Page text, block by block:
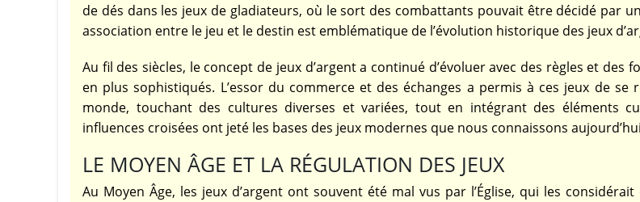
de dés dans les jeux de gladiateurs, où le sort des combattants pouvait être décidé par
association entre le jeu et le destin est emblématique de l’évolution historique des jeux
Au fil des siècles, le concept de jeux d’argent a continué d’évoluer avec des règles et des
en plus sophistiqués. L’essor du commerce et des échanges a permis à ces jeux de se
monde, touchant des cultures diverses et variées, tout en intégrant des éléments
influences croisées ont jeté les bases des jeux modernes que nous connaissons
LE MOYEN ÂGE ET LA RÉGULATION DES JEUX
Au Moyen Âge, les jeux d’argent ont souvent été mal vus par l’Église, qui les